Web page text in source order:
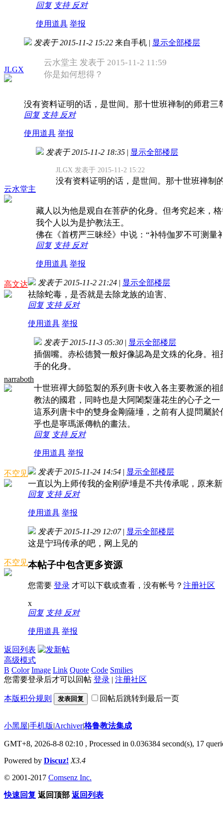
回复 支持 反对
使用道具 举报
JLGX
发表于 2015-11-2 15:22 来自手机 | 显示全部楼层
云水堂主 发表于 2015-11-2 11:59
你是如何想得？
没有资料证明的话，是世间。那十世班禅制的师君三
回复 支持 反对
使用道具 举报
云水堂主
发表于 2015-11-2 18:35 | 显示全部楼层
JLGX 发表于 2015-11-2 15:22
没有资料证明的话，是世间。那十世班禅制
藏人以为他是观自在菩萨的化身。但考究起来，
我个人以为是护教法王。
佛在《首楞严三昧经》中说：“补特伽罗不可测量
回复 支持 反对
使用道具 举报
高文达 发表于 2015-11-2 21:24 | 显示全部楼层
祛除蛇毒，是否就是去除龙族的迫害、
回复 支持 反对
使用道具 举报
narraboth
发表于 2015-11-3 05:30 | 显示全部楼层
插個嘴。赤松德贊一般好像認為是文殊的化身。
手的化身。
十世班禪大師監製的系列唐卡收入各主要教派的
教法的國君，同時也是大阿闍梨蓮花生的心子之
這系列唐卡中的雙身金剛薩埵，之前有人提問屬
乎也是寧瑪派傳軌的畫法。
回复 支持 反对
使用道具 举报
不空见 发表于 2015-11-24 14:54 | 显示全部楼层
一直以为上师传我的金刚萨埵是不共传承呢，原来
回复 支持 反对
使用道具 举报
不空见
发表于 2015-11-29 12:07 | 显示全部楼层
这是宁玛传承的吧，网上见的
本帖子中包含更多资源
您需要 登录 才可以下载或查看，没有帐号？ 注册社区
x
回复 支持 反对
使用道具 举报
返回列表
高级模式
B Color Image Link Quote Code Smilies
您需要登录后才可以回帖 登录 | 注册社区
本版积分规则 发表回复 回帖后跳转到最后一页
小黑屋|手机版|Archiver|格鲁教法集成
GMT+8, 2026-8-8 02:10 , Processed in 0.036384 second(s), 17
Powered by Discuz! X3.4
© 2001-2017 Comsenz Inc.
快速回复 返回顶部 返回列表